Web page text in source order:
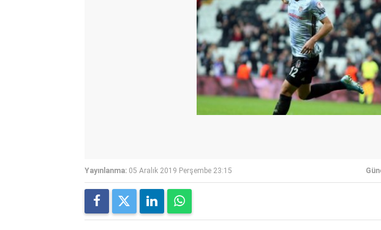
Yayınlanma: 05 Aralık 2019 Perşembe 23:15